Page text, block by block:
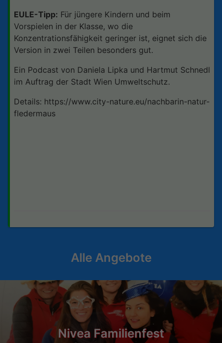
EULE-Tipp: Für jüngere Kindern und beim
Vorspielen in der Klasse, wo die
Konzentrationsfähigkeit geringer ist, eignet sich die
Version in zwei Teilen besonders gut.
Ein Podcast von Daniela Lipka und Hartmut Schnedl
im Auftrag der Stadt Wien Umweltschutz.
Details: https://www.city-nature.eu/nachbarin-natur-
fledermaus
Alle Angebote
Nivea Familienfest